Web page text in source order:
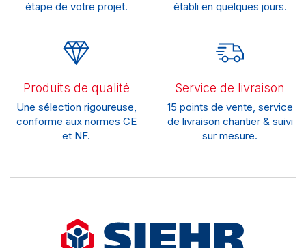
étape de votre projet.
établi en quelques jours.
Produits de qualité
Une sélection rigoureuse,
conforme aux normes CE
et NF.
Service de livraison
15 points de vente, service
de livraison chantier & suivi
sur mesure.